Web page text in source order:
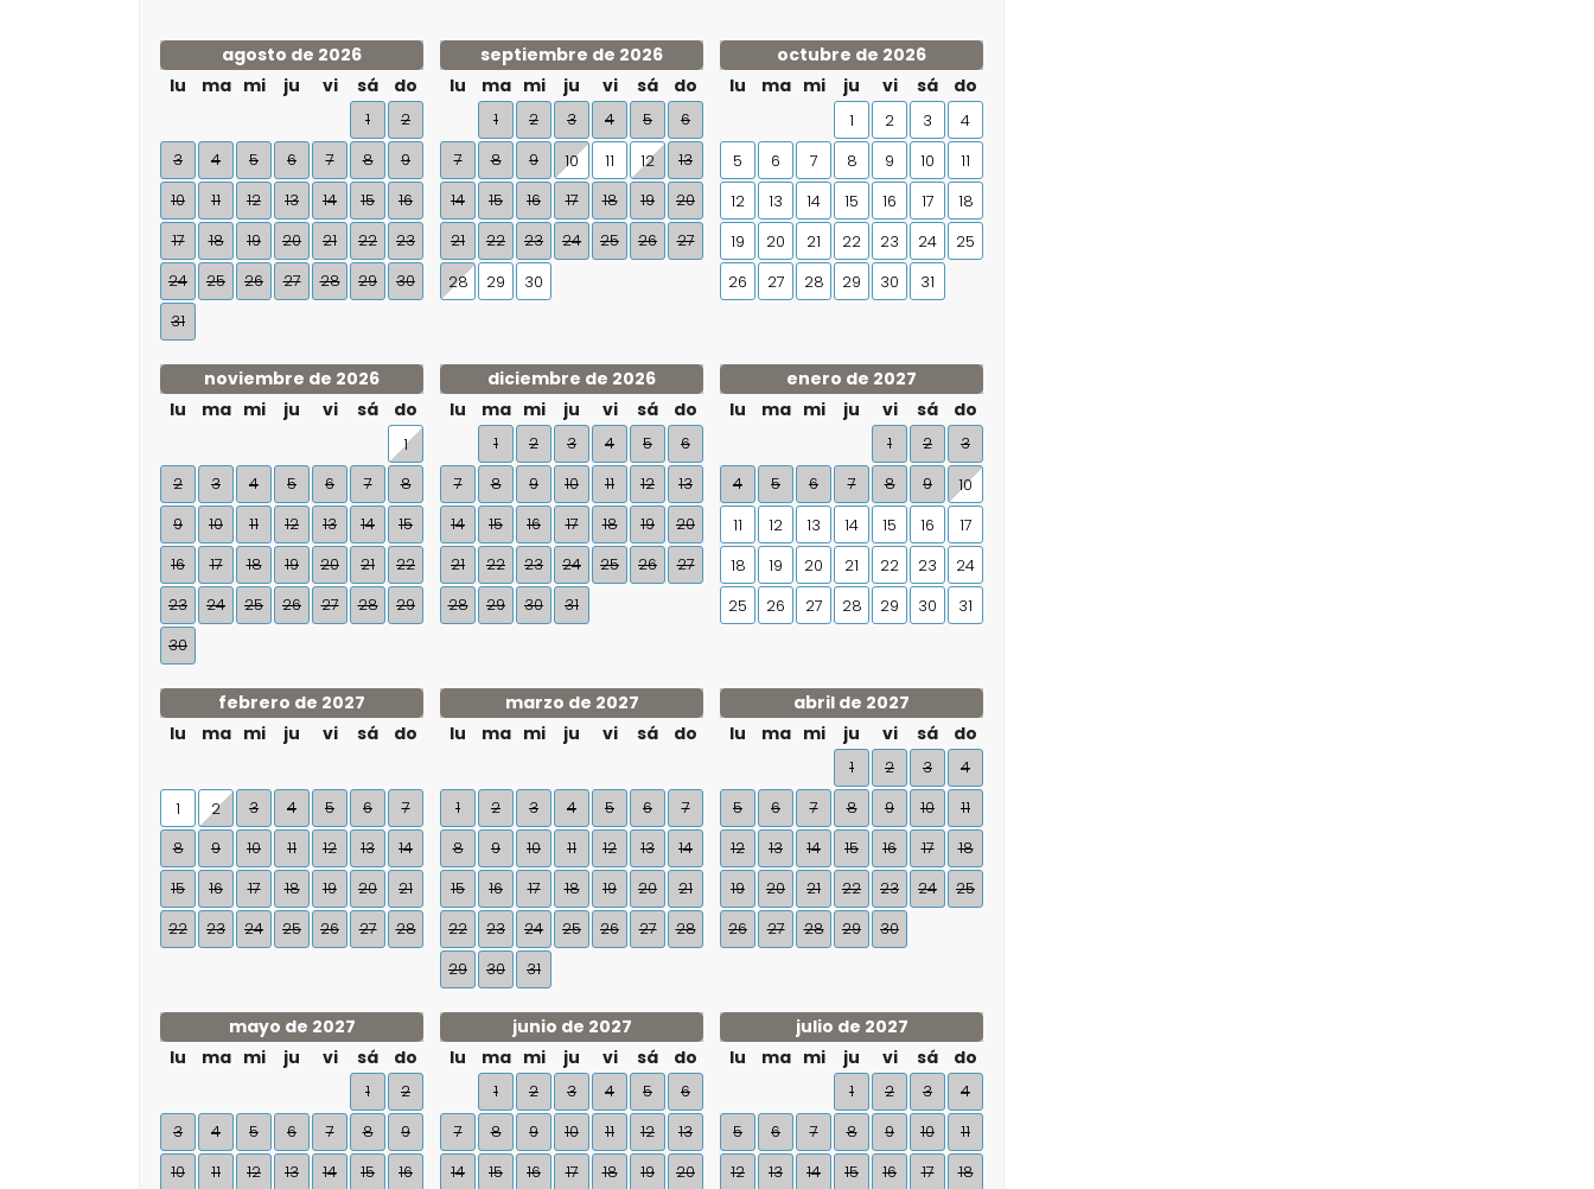
agosto de 2026
lu
ma mi ju vi sá do
1
2
3
4 5 6 7 8
9
10
11 12 13 14 15
16
17
18 19 20 21 22
23
24
25 26 27 28 29
30
31
septiembre de 2026
lu
ma mi ju vi sá do
1 2 3 4 5
6
7
8 9 10 11 12
13
14
15 16 17 18 19
20
21
22 23 24 25 26 27
28 29 30
octubre de 2026
lu
ma mi ju vi sá do
1 2 3
4
5
6 7 8 9 10
11
12
13 14 15 16 17
18
19
20 21 22 23 24
25
26
27 28 29 30 31
noviembre de 2026
lu
ma mi ju vi sá do
1
2
3 4 5 6 7
8
9
10 11 12 13 14
15
16
17 18 19 20 21
22
23
24 25 26 27 28
29
30
diciembre de 2026
lu
ma mi ju vi sá do
1 2 3 4 5
6
7
8 9 10 11 12
13
14
15 16 17 18 19
20
21
22 23 24 25 26
27
28
29 30 31
enero de 2027
lu
ma mi ju vi sá do
1 2
3
4
5 6 7 8 9
10
11
12 13 14 15 16
17
18
19 20 21 22 23
24
25
26 27 28 29 30 31
febrero de 2027
lu
ma mi ju vi sá do
1 2 3 4 5 6
7
8
9 10 11 12 13
14
15
16 17 18 19 20
21
22
23 24 25 26 27 28
marzo de 2027
lu
ma mi ju vi sá do
1 2 3 4 5 6
7
8
9 10 11 12 13
14
15
16 17 18 19 20
21
22
23 24 25 26 27
28
29
30 31
abril de 2027
lu
ma mi ju vi sá do
1 2 3
4
5
6 7 8 9 10
11
12
13 14 15 16 17
18
19
20 21 22 23 24
25
26
27 28 29 30
mayo de 2027
lu
ma mi ju vi sá do
1
2
3
4 5 6 7 8
9
10
11 12 13 14 15 16
junio de 2027
lu
ma mi ju vi sá do
1 2 3 4 5
6
7
8 9 10 11 12
13
14
15 16 17 18 19 20
julio de 2027
lu
ma mi ju vi sá do
1 2 3
4
5
6 7 8 9 10
11
12
13 14 15 16 17 18